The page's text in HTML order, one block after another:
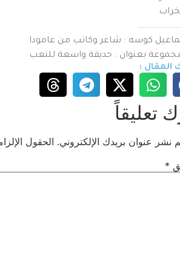
كوسه : شاعر وكاتب من عامودا
بعنوان : حديقة واسعة للتعب
المقال :
تعليقاً
نشر عنوان بريدك الإلكتروني. الحقول
*